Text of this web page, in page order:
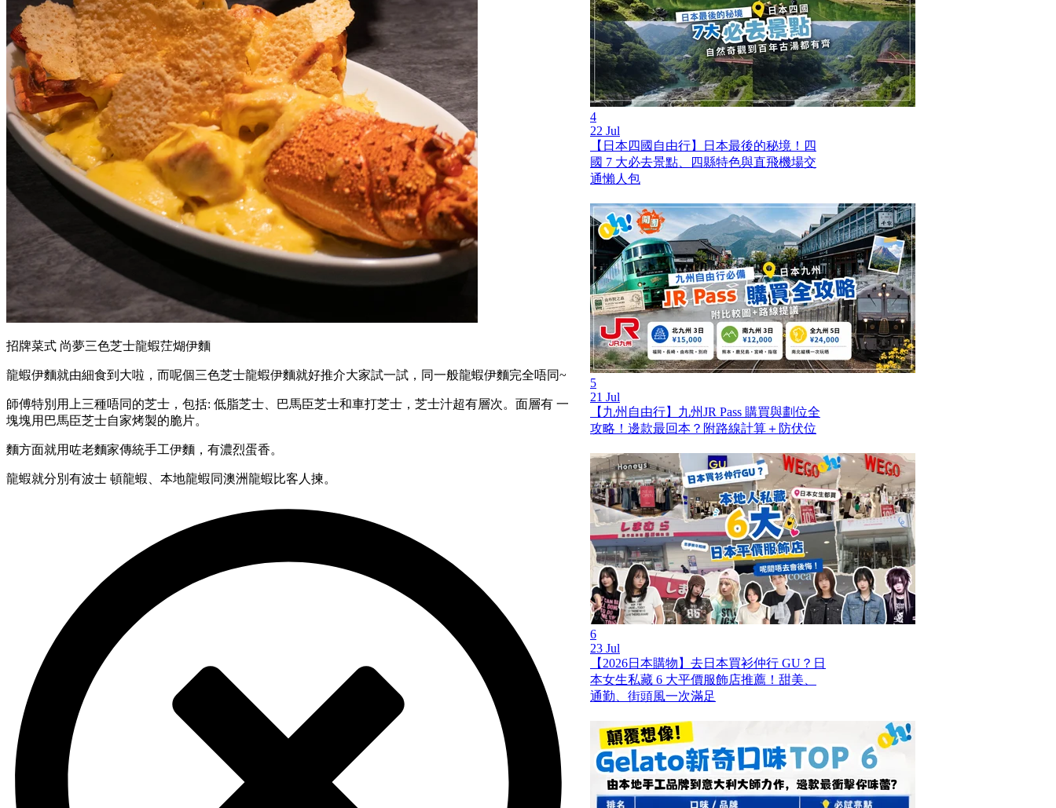
招牌菜式 尚夢三色芝士龍蝦茳煳伊麵
龍蝦伊麵就由細食到大啦，而呢個三色芝士龍蝦伊麵就好推介大家試一試，同一般龍蝦伊麵完全唔同~
師傅特別用上三種唔同的芝士，包括: 低脂芝士、巴馬臣芝士和車打芝士，芝士汁超有層次。面層有 一
塊塊用巴馬臣芝士自家烤製的脆片。
麵方面就用咗老麵家傳統手工伊麵，有濃烈蛋香。
龍蝦就分別有波士 頓龍蝦、本地龍蝦同澳洲龍蝦比客人揀。
4
22 Jul
【日本四國自由行】日本最後的秘境！四
國 7 大必去景點、四縣特色與直飛機場交
通懶人包
5
21 Jul
【九州自由行】九州JR Pass 購買與劃位全
攻略！邊款最回本？附路線計算＋防伏位
6
23 Jul
【2026日本購物】去日本買衫仲行 GU？日
本女生私藏 6 大平價服飾店推薦！甜美、
通勤、街頭風一次滿足